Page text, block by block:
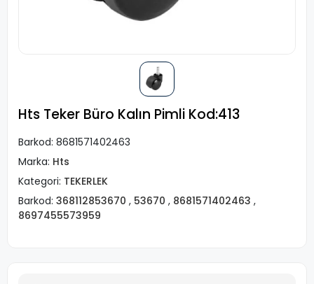
Hts Teker Büro Kalın Pimli Kod:413
Barkod: 8681571402463
Marka: Hts
Kategori: TEKERLEK
Barkod: 368112853670 , 53670 , 8681571402463 ,
8697455573959